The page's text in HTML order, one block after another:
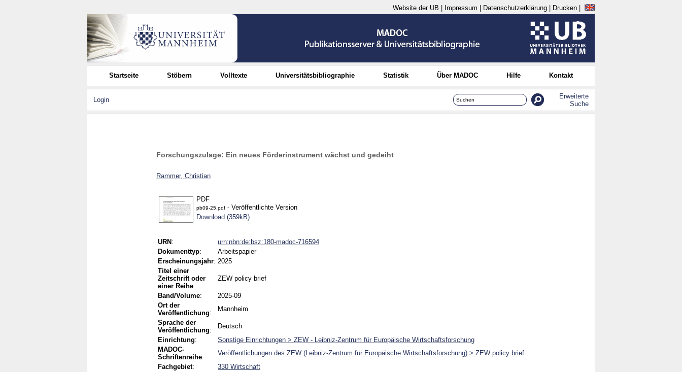
Website der UB Impressum Datenschutzerklärung Drucken
Startseite Stöbern Volltexte Universitätsbibliographie Statistik Über MADOC Hilfe Kontakt
Login
Erweiterte
Suche
Forschungszulage: Ein neues Förderinstrument wächst und gedeiht
Rammer, Christian
PDF
pb09-25.pdf - Veröffentlichte Version
Download (359kB)
URN :
urn:nbn:de:bsz:180-madoc-716594
Dokumenttyp:
Arbeitspapier
Erscheinungsjahr: 2025
Titel einer
Zeitschrift oder
einer Reihe:
ZEW policy brief
Band/Volume:
2025-09
Ort der
Veröffentlichung:
Mannheim
Sprache der
Veröffentlichung:
Deutsch
Einrichtung:
Sonstige Einrichtungen > ZEW - Leibniz-Zentrum für Europäische Wirtschaftsforschung
MADOC-
Schriftenreihe:
Veröffentlichungen des ZEW (Leibniz-Zentrum für Europäische Wirtschaftsforschung) > ZEW policy brief
Fachgebiet:
330 Wirtschaft